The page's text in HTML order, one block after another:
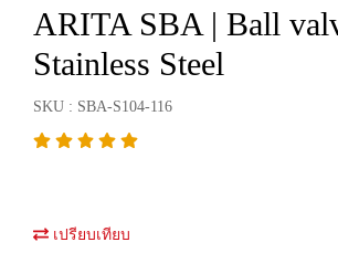
ARITA SBA | Ball
Stainless Steel
SKU : SBA-S104-116
เปรียบเทียบ